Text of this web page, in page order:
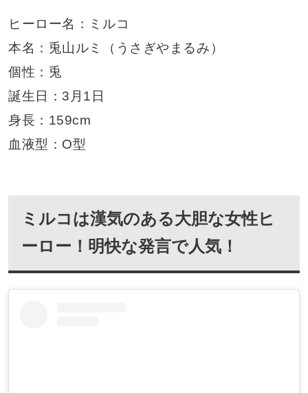
ヒーロー名：ミルコ
本名：兎山ルミ（うさぎやまるみ）
個性：兎
誕生日：3月1日
身長：159cm
血液型：O型
ミルコは漢気のある大胆な女性ヒ
ーロー！明快な発言で人気！